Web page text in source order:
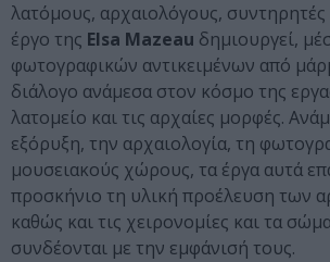
λατόμους, αρχαιολόγους, συντηρητές
έργο της Elsa Mazeau δημιουργεί,
φωτογραφικών αντικειμένων από
διάλογο ανάμεσα στον κόσμο της
λατομείο και τις αρχαίες μορφές.
εξόρυξη, την αρχαιολογία, τη
μουσειακούς χώρους, τα έργα αυτά
προσκήνιο τη υλική προέλευση των
καθώς και τις χειρονομίες και τα
συνδέονται με την εμφάνισή τους.